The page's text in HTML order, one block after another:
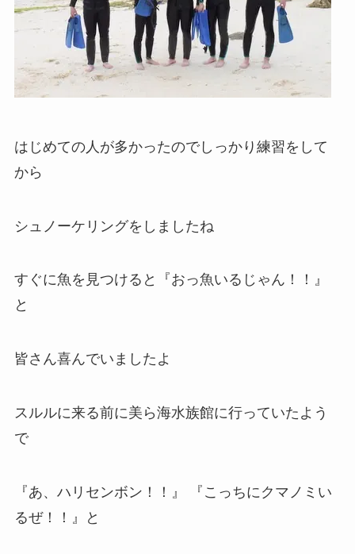
はじめての人が多かったのでしっかり練習をして
から
シュノーケリングをしましたね
すぐに魚を見つけると『おっ魚いるじゃん！！』
と
皆さん喜んでいましたよ
スルルに来る前に美ら海水族館に行っていたよう
で
『あ、ハリセンボン！！』 『こっちにクマノミい
るぜ！！』と